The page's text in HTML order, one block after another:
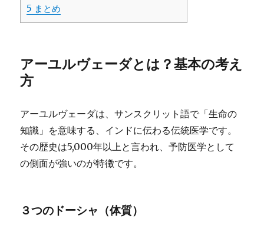
5 まとめ
アーユルヴェーダとは？基本の考え
方
アーユルヴェーダは、サンスクリット語で「生命の
知識」を意味する、インドに伝わる伝統医学です。
その歴史は5,000年以上と言われ、予防医学として
の側面が強いのが特徴です。
３つのドーシャ（体質）